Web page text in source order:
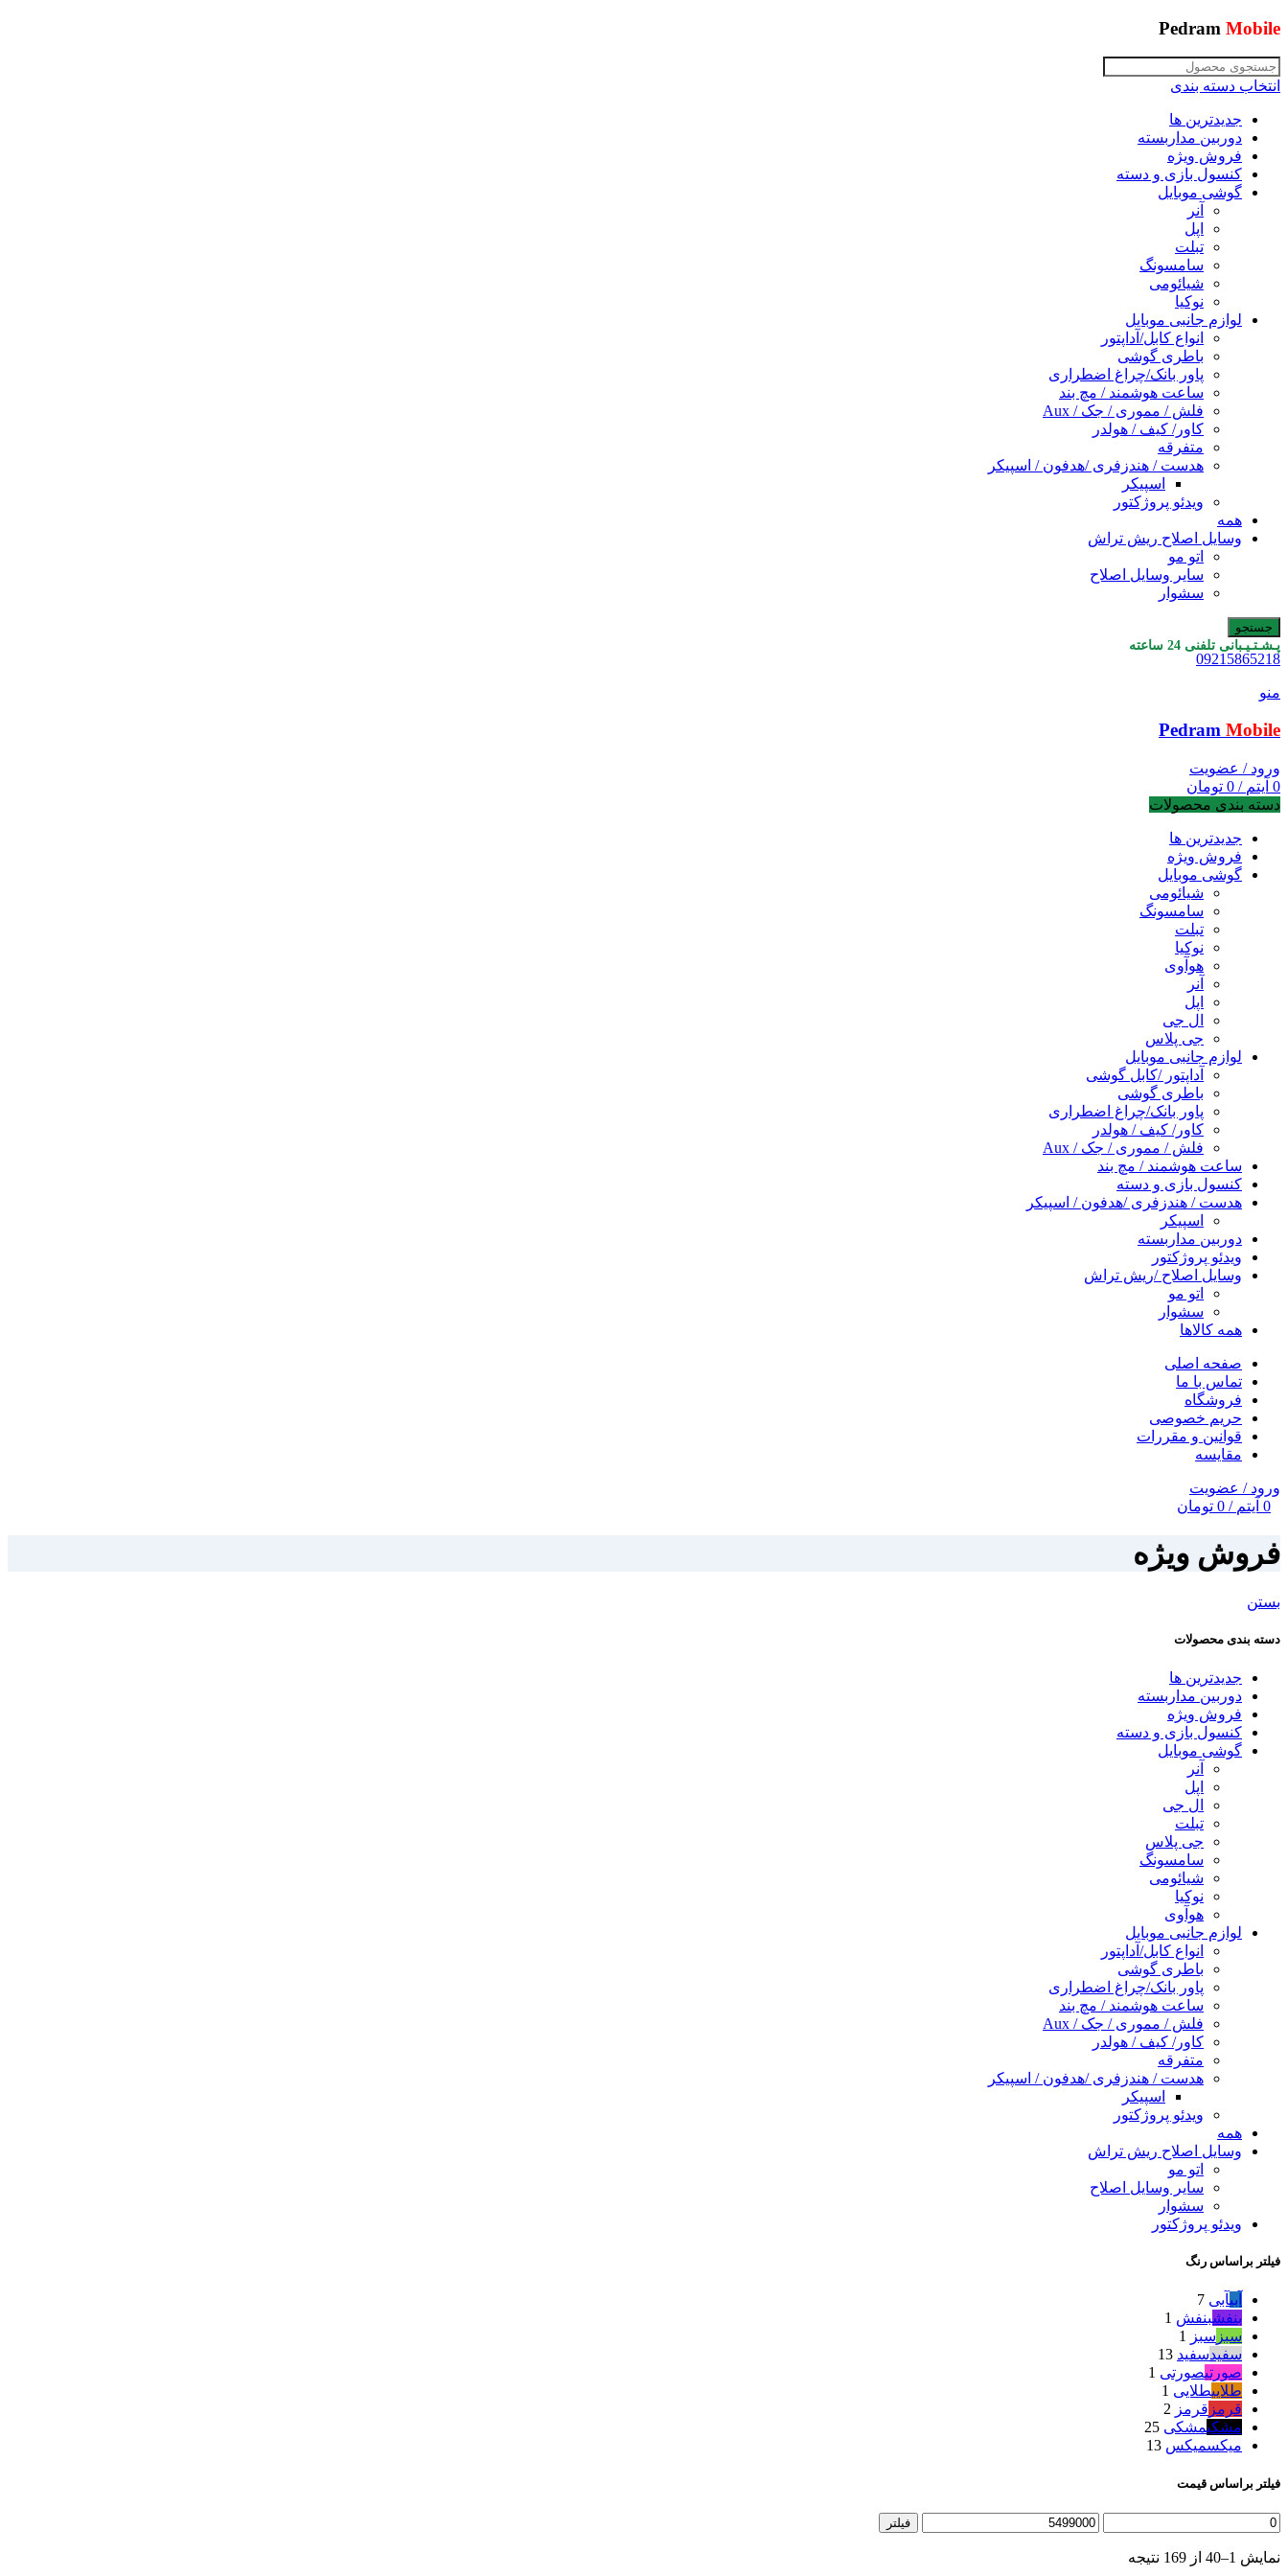
Pedram Mobile
انتخاب دسته بندی
جدیدترین ها
دوربین مداربسته
فروش ویژه
کنسول بازی و دسته
گوشی موبایل
آنر
اپل
تبلت
سامسونگ
شیائومی
نوکیا
لوازم جانبی موبایل
انواع کابل/آداپتور
باطری گوشی
پاور بانک/چراغ اضطراری
ساعت هوشمند / مچ بند
فلش / مموری / جک / Aux
کاور/ کیف / هولدر
متفرقه
هدست / هندزفری /هدفون / اسپیکر
اسپیکر
ویدئو پروژکتور
همه
وسایل اصلاح ریش تراش
اتو مو
سایر وسایل اصلاح
سشوار
جستجو
پـشـتـیـبانی تلفنی 24 ساعته
09215865218
منو
Pedram Mobile
ورود / عضویت
0 آیتم /
0 تومان
دسته بندی محصولات
جدیدترین ها
فروش ویژه
گوشی موبایل
شیائومی
سامسونگ
تبلت
نوکیا
هوآوی
آنر
اپل
ال جی
جی پلاس
لوازم جانبی موبایل
آداپتور /کابل گوشی
باطری گوشی
پاور بانک/چراغ اضطراری
کاور/ کیف / هولدر
فلش / مموری / جک / Aux
ساعت هوشمند / مچ بند
کنسول بازی و دسته
هدست / هندزفری /هدفون / اسپیکر
اسپیکر
دوربین مداربسته
ویدئو پروژکتور
وسایل اصلاح /ریش تراش
اتو مو
سشوار
همه کالاها
صفحه اصلی
تماس با ما
فروشگاه
حریم خصوصی
قوانین و مقررات
مقایسه
ورود / عضویت
0 آیتم /
0 تومان
فروش ویژه
بستن
دسته بندی محصولات
جدیدترین ها
دوربین مداربسته
فروش ویژه
کنسول بازی و دسته
گوشی موبایل
آنر
اپل
ال جی
تبلت
جی پلاس
سامسونگ
شیائومی
نوکیا
هوآوی
لوازم جانبی موبایل
انواع کابل/آداپتور
باطری گوشی
پاور بانک/چراغ اضطراری
ساعت هوشمند / مچ بند
فلش / مموری / جک / Aux
کاور/ کیف / هولدر
متفرقه
هدست / هندزفری /هدفون / اسپیکر
اسپیکر
ویدئو پروژکتور
همه
وسایل اصلاح ریش تراش
اتو مو
سایر وسایل اصلاح
سشوار
ویدئو پروژکتور
فیلتر براساس رنگ
آبیآبی 7
بنفشبنفش 1
سبز سبز 1
سفیدسفید 13
صورتیصورتی 1
طلاییطلایی 1
قرمز قرمز 2
مشکیمشکی 25
میکسمیکس 13
فیلتر براساس قیمت
حداقل
حداکثر
فیلتر
نمایش 1–40 از 169 نتیجه